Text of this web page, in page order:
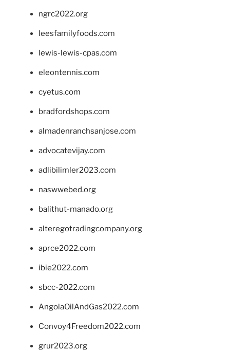
ngrc2022.org
leesfamilyfoods.com
lewis-lewis-cpas.com
eleontennis.com
cyetus.com
bradfordshops.com
almadenranchsanjose.com
advocatevijay.com
adlibilimler2023.com
naswwebed.org
balithut-manado.org
alteregotradingcompany.org
aprce2022.com
ibie2022.com
sbcc-2022.com
AngolaOilAndGas2022.com
Convoy4Freedom2022.com
grur2023.org